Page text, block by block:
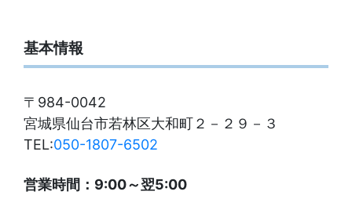
基本情報
〒984-0042
宮城県仙台市若林区大和町２－２９－３
TEL:050-1807-6502
営業時間：9:00～翌5:00